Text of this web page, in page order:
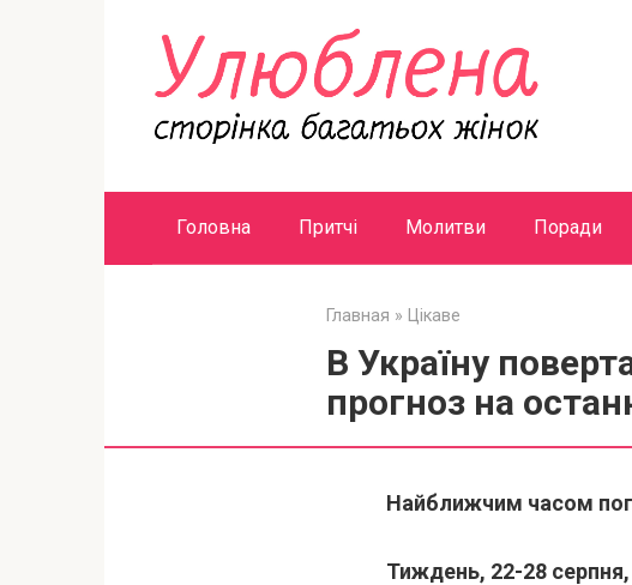
Головна Притчі Молитви Поради
Главная » Цікаве
В Україну
прогноз на
Найближчим часом
Тиждень, 22-28